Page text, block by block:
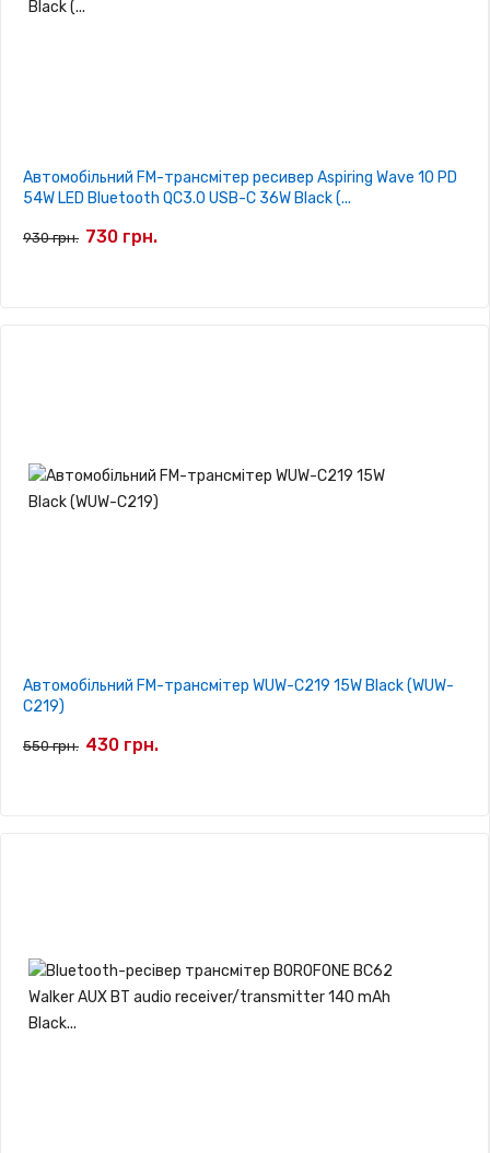
Автомобільний FM-трансмітер ресивер Aspiring Wave 10 PD
54W LED Bluetooth QC3.0 USB-C 36W Black (...
930 грн. 730 грн.
Автомобільний FM-трансмітер WUW-C219 15W Black (WUW-
C219)
550 грн. 430 грн.